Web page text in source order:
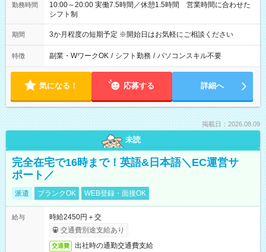
勤務時間
10:00～20:00 実働7.5時間／休憩1.5時間 営業時間に合わせた
シフト制
期間 3か月程度の短期予定 ※開始日はお気軽にご相談ください
特徴 副業・WワークOK / シフト勤務 / パソコンスキル不要
気になる！ 応募する 詳細へ
掲載日：2026.08.09
未読
完全在宅で16時まで！英語&日本語＼EC運営サ
ポート／
派遣 ブランクOK WEB登録・面接OK
給与
時給2450円＋交
交通費別途支給あり
交通費 出社時の通勤交通費支給